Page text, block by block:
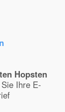
Hopsten
Ihre E-